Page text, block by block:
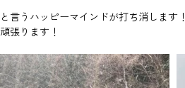
と言うハッピーマインドが打ち消します！
頑張ります！